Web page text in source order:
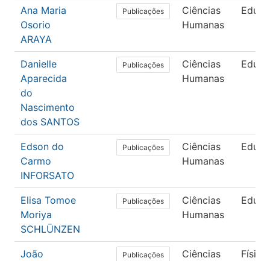
Ana Maria
Osorio
ARAYA
Publicações
Ciências
Humanas
Danielle
Aparecida
do
Nascimento
dos SANTOS
Publicações
Ciências
Humanas
Edson do
Carmo
INFORSATO
Publicações
Ciências
Humanas
Elisa Tomoe
Moriya
SCHLÜNZEN
Publicações
Ciências
Humanas
João
Publicações
Ciências
Física